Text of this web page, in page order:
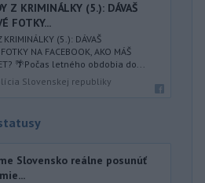
Z KRIMINÁLKY (5.): DÁVAŠ
FOTKY...
(5.): DÁVAŠ
NA FACEBOOK, AKO MÁŠ
🌴Počas letného obdobia do...
Slovenskej republiky
Slovensko reálne posunúť